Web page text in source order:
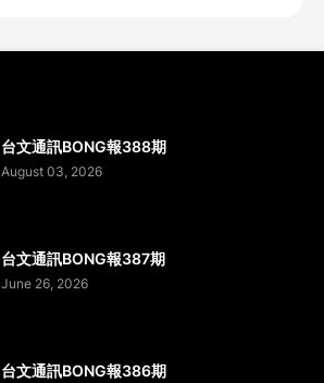
台文通訊BONG報388期
August 03, 2026
台文通訊BONG報387期
June 26, 2026
台文通訊BONG報386期